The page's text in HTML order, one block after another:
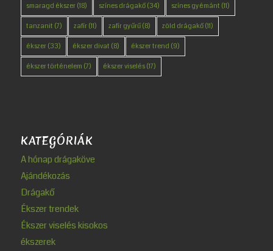
smaragd ékszer(18) színes drágakő(34) színes gyémánt (11)
tanzanit (7) zafír(11) zafír gyűrű(8) zöld drágakő(11)
ékszer(33) ékszer divat (8) ékszer trend (9)
ékszer történelem (7) ékszer viselés(17)
KATEGÓRIÁK
A hónap drágaköve
Ajándékozás
Drágakő
Ékszer trendek
Ékszer viselés kisokos
ékszerek